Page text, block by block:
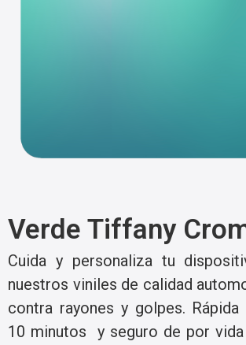
Verde Tiffany
Cuida y personaliza tu
nuestros viniles de calidad
contra rayones y golpes. Rápida
10 minutos y seguro de por